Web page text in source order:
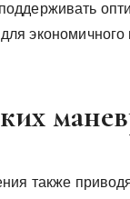
также